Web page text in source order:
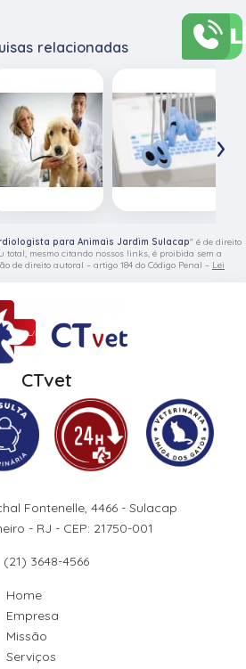
relacionadas
›
para Animais Jardim Sulacap" é de direito
total, mesmo citando nossos links, é proibida sem a
de direito autoral – artigo 184 do Código Penal – Lei
CTvet
Fontenelle, 4466 - Sulacap
- RJ - CEP: 21750-001
(21) 3648-4566
Home
Empresa
Missão
Serviços